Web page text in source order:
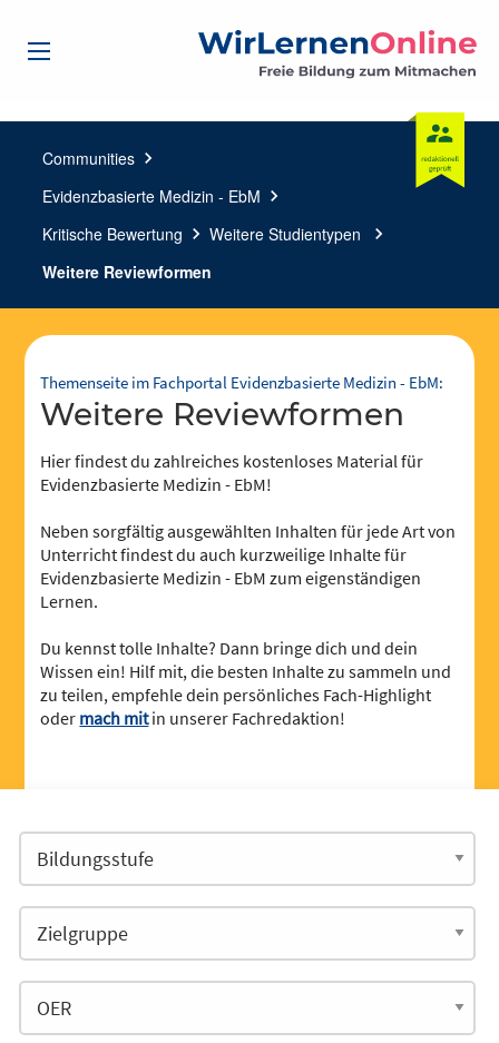
Communities chevron_right
Evidenzbasierte Medizin - EbM chevron_right
Kritische Bewertung chevron_right Weitere Studientypen
chevron_right
Weitere Reviewformen
Themenseite im Fachportal Evidenzbasierte Medizin - EbM:
Weitere Reviewformen
Hier findest du zahlreiches kostenloses Material für
Evidenzbasierte Medizin - EbM!
Neben sorgfältig ausgewählten Inhalten für jede Art von
Unterricht findest du auch kurzweilige Inhalte für
Evidenzbasierte Medizin - EbM zum eigenständigen
Lernen.
Du kennst tolle Inhalte? Dann bringe dich und dein
Wissen ein! Hilf mit, die besten Inhalte zu sammeln und
zu teilen, empfehle dein persönliches Fach-Highlight
oder mach mitin unserer Fachredaktion!